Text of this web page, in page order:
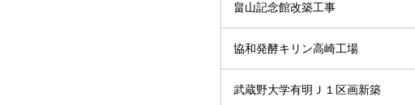
畠山記念館改築工事
協和発酵キリン高崎工場
武蔵野大学有明Ｊ１区画新築